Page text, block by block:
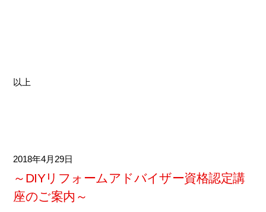
以上
29
4月
2018
～DIYリフォームアドバイザー資格認定講
座のご案内～